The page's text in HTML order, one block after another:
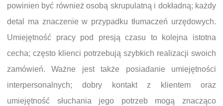
powinien być również osobą skrupulatną i dokładną; każdy
detal ma znaczenie w przypadku tłumaczeń urzędowych.
Umiejętność pracy pod presją czasu to kolejna istotna
cecha; często klienci potrzebują szybkich realizacji swoich
zamówień. Ważne jest także posiadanie umiejętności
interpersonalnych; dobry kontakt z klientem oraz
umiejętność słuchania jego potrzeb mogą znacząco